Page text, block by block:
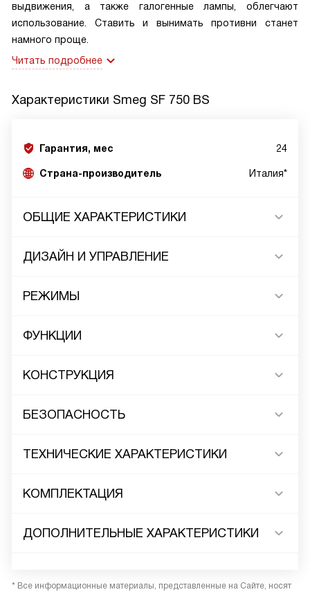
выдвижения, а также галогенные лампы, облегчают
использование. Ставить и вынимать противни станет
намного проще.
Читать подробнее
Характеристики Smeg SF 750 BS
Гарантия, мес 24
Страна-производитель Италия*
ОБЩИЕ ХАРАКТЕРИСТИКИ
ДИЗАЙН И УПРАВЛЕНИЕ
РЕЖИМЫ
ФУНКЦИИ
КОНСТРУКЦИЯ
БЕЗОПАСНОСТЬ
ТЕХНИЧЕСКИЕ ХАРАКТЕРИСТИКИ
КОМПЛЕКТАЦИЯ
ДОПОЛНИТЕЛЬНЫЕ ХАРАКТЕРИСТИКИ
* Все информационные материалы, представленные на Сайте, носят